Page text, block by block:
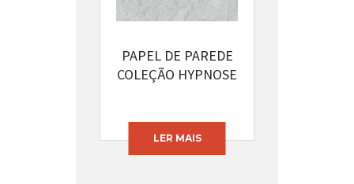
PAPEL DE PAREDE
COLEÇÃO HYPNOSE
LER MAIS